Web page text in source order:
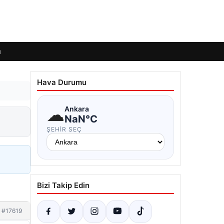
#17619
Hava Durumu
☁Ankara
NaN°C
ŞEHIR SEÇ
Bizi Takip Edin